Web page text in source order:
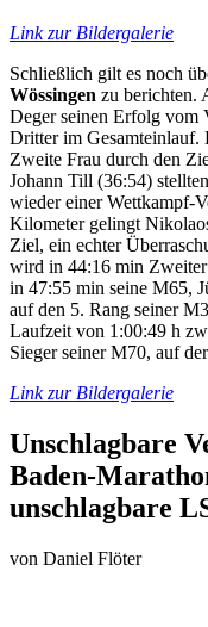
Link zur Bildergalerie
Schließlich gilt es noch
Wössingen zu berichten.
Deger seinen Erfolg vom
Dritter im Gesamteinlauf.
Zweite Frau durch den
Johann Till (36:54)
wieder einer Wettkampf-
Kilometer gelingt
Ziel, ein echter
wird in 44:16 min
in 47:55 min seine M65,
auf den 5. Rang seiner
Laufzeit von 1:00:49 h
Sieger seiner M70, auf
Link zur Bildergalerie
Unschlagbare
Baden-
unschlagbare
von Daniel Flöter